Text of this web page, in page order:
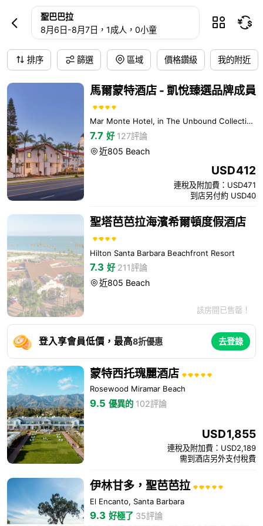
聖巴巴拉酒店預訂

聖巴巴拉
8月6日 -8月7日 ，1成人，0小童
 
排序 篩選 區域 價格鑽級 我的附近
馬爾蒙特酒店 - 凱悅臻選品牌成員
Mar Monte Hotel, in The Unbound Collection by Hyatt
7.7 好 127評論
 近805 Beach
USD412
連稅及附加費：USD471
到店另付約 USD40
聖塔芭芭拉海濱希爾頓度假酒店
Hilton Santa Barbara Beachfront Resort
7.3 好 211評論
 近805 Beach
該房間已售罄！
登入享會員低價，最高8折優惠 去登錄
蒙特西托瑰麗酒店
Rosewood Miramar Beach
9.5 優異的 102評論
USD1,855
連稅及附加費：USD2,189
需到酒店另外支付稅費
伊林甘多，聖芭芭拉
El Encanto, Santa Barbara
9.3 好極了 35評論